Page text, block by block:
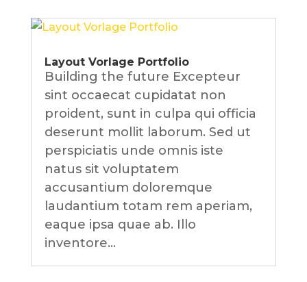
Layout Vorlage Portfolio
Building the future Excepteur
sint occaecat cupidatat non
proident, sunt in culpa qui officia
deserunt mollit laborum. Sed ut
perspiciatis unde omnis iste
natus sit voluptatem
accusantium doloremque
laudantium totam rem aperiam,
eaque ipsa quae ab. Illo
inventore...